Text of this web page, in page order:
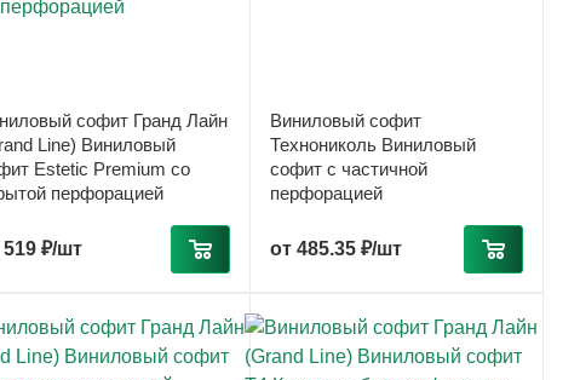
софит Гранд Лайн
Line) Виниловый
Estetic Premium со
перфорацией
519 ₽/шт
Виниловый софит
Технониколь Виниловый
софит с частичной
перфорацией
от 485.35 ₽/шт